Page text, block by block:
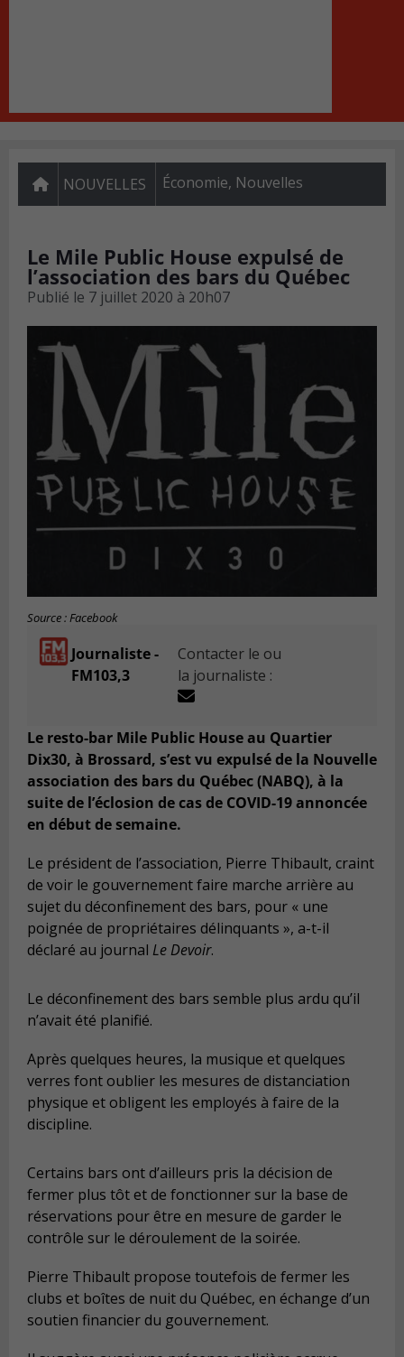
NOUVELLES Économie, Nouvelles
Le Mile Public House expulsé de
l’association des bars du Québec
Publié le 7 juillet 2020 à 20h07
Source : Facebook
Journaliste -
FM103,3
Contacter le ou
la journaliste :
Le resto-bar Mile Public House au Quartier
Dix30, à Brossard, s’est vu expulsé de la Nouvelle
association des bars du Québec (NABQ), à la
suite de l’éclosion de cas de COVID-19 annoncée
en début de semaine.
Le président de l’association, Pierre Thibault, craint
de voir le gouvernement faire marche arrière au
sujet du déconfinement des bars, pour « une
poignée de propriétaires délinquants », a-t-il
déclaré au journal Le Devoir.
Le déconfinement des bars semble plus ardu qu’il
n’avait été planifié.
Après quelques heures, la musique et quelques
verres font oublier les mesures de distanciation
physique et obligent les employés à faire de la
discipline.
Certains bars ont d’ailleurs pris la décision de
fermer plus tôt et de fonctionner sur la base de
réservations pour être en mesure de garder le
contrôle sur le déroulement de la soirée.
Pierre Thibault propose toutefois de fermer les
clubs et boîtes de nuit du Québec, en échange d’un
soutien financier du gouvernement.